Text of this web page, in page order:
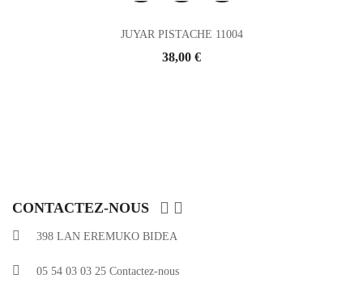
JUYAR PISTACHE 11004
Prix
38,00 €
CONTACTEZ-NOUS  
398 LAN EREMUKO BIDEA
05 54 03 03 25 Contactez-nous